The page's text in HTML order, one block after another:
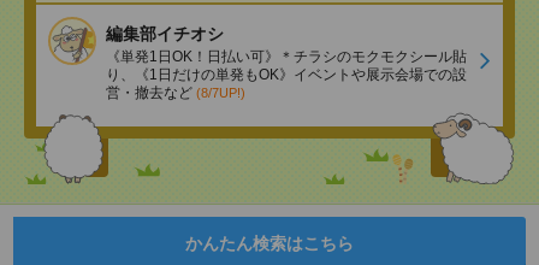
編集部イチオシ
《単発1日OK！日払い可》＊チラシのモクモクシール貼
り、《1日だけの単発もOK》イベントや展示会場での設
営・撤去など (8/7UP!)
かんたん検索はこちら